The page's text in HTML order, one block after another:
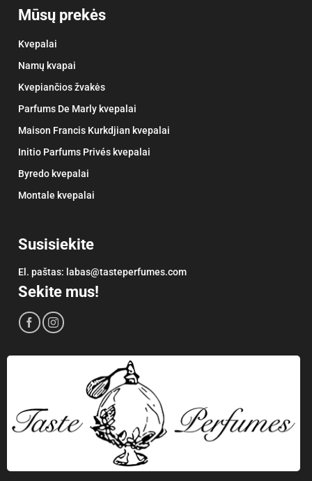
Mūsų prekės
Kvepalai
Namų kvapai
Kvepiančios žvakės
Parfums De Marly kvepalai
Maison Francis Kurkdjian kvepalai
Initio Parfums Privés kvepalai
Byredo kvepalai
Montale kvepalai
Susisiekite
El. paštas: labas@tasteperfumes.com
Sekite mus!